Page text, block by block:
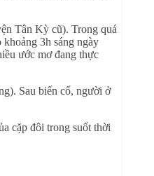
Tân Kỳ cũ). Trong quá
3h sáng ngày
ước mơ đang thực
Sau biến cố, người ở
cặp đôi trong suốt thời